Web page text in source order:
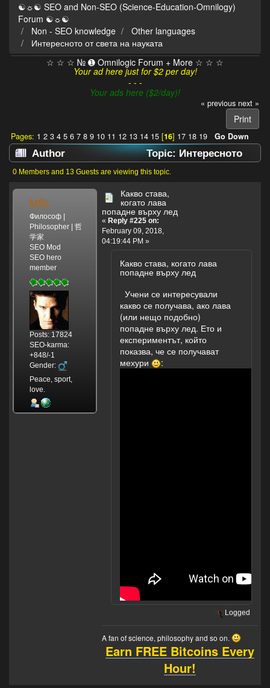
☯☼☯ SEO and Non-SEO (Science-Education-Omnilogy)
Forum ☯☼☯
Non - SEO knowledge
Other languages
Интересното от света на науката
☆ ☆ ☆ № ➊ Omnilogic Forum + More ☆ ☆ ☆
Your ad here just for $2 per day!
- - -
Your ads here ($2/day)!
« previous next »
Print
Pages: 1 2 3 4 5 6 7 8 9 10 11 12 13 14 15[16] 17 18 19 Go Down
Author
Topic: Интересното
от света на науката (Read 172604 times)
0 Members and 13 Guests are viewing this topic.
MSL
Философ |
Philosopher | 哲
学家
SEO Mod
SEO hero
member
Posts: 17824
SEO-karma:
+848/-1
Gender:
Peace, sport,
love.
Какво става,
когато лава
попадне върху лед
« Reply #225 on:
February 09, 2018,
04:19:44 PM »
Какво става, когато лава
попадне върху лед
Учени се интересували
какво се получава, ако лава
(или нещо подобно)
попадне върху лед. Ето и
експериментът, който
показва, че се получават
мехури
:
Logged
A fan of science, philosophy and so on.
Earn FREE Bitcoins Every
Hour!